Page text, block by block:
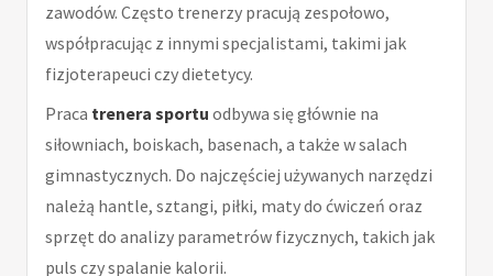
zawodów. Często trenerzy pracują zespołowo,
współpracując z innymi specjalistami, takimi jak
fizjoterapeuci czy dietetycy.
Praca trenera sportu odbywa się głównie na
siłowniach, boiskach, basenach, a także w salach
gimnastycznych. Do najczęściej używanych narzędzi
należą hantle, sztangi, piłki, maty do ćwiczeń oraz
sprzęt do analizy parametrów fizycznych, takich jak
puls czy spalanie kalorii.